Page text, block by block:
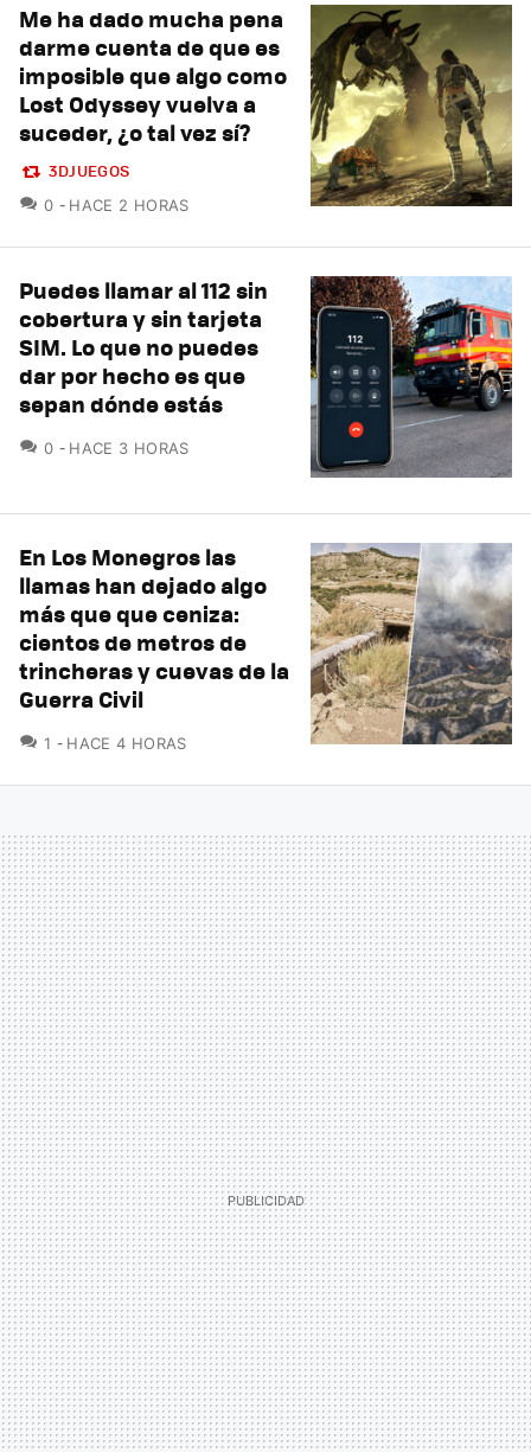
Me ha dado mucha pena
darme cuenta de que es
imposible que algo como
Lost Odyssey vuelva a
suceder, ¿o tal vez sí?
3DJUEGOS
0 COMENTARIOS
HACE 2 HORAS
Puedes llamar al 112 sin
cobertura y sin tarjeta
SIM. Lo que no puedes
dar por hecho es que
sepan dónde estás
0 COMENTARIOS
HACE 3 HORAS
En Los Monegros las
llamas han dejado algo
más que que ceniza:
cientos de metros de
trincheras y cuevas de la
Guerra Civil
1 COMENTARIOS
HACE 4 HORAS